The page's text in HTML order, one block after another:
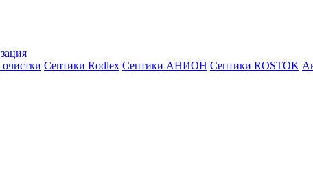
Септики Rodlex Септики АНИОН Септики ROSTOK